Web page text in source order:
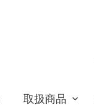
取扱商品